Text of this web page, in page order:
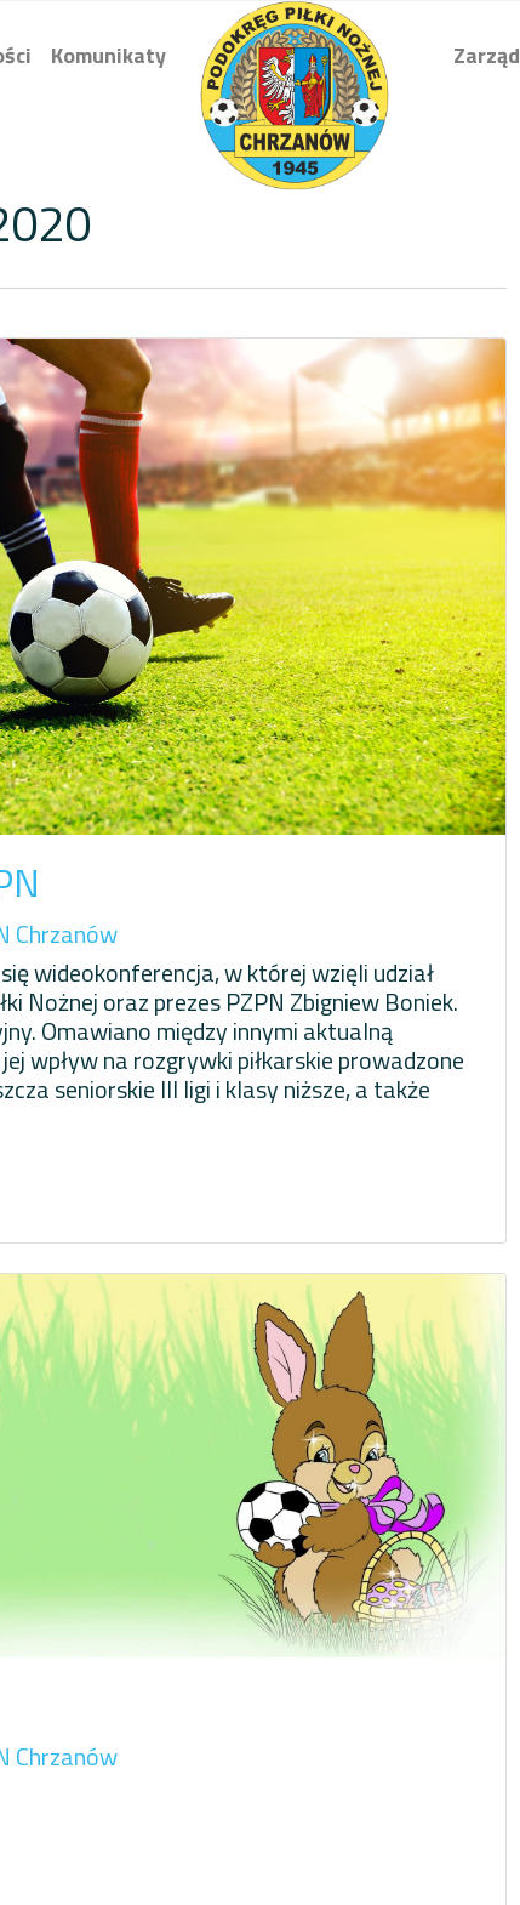
Komunikaty Zarząd
Chrzanów
wideokonferencja, w której wzięli udział
Nożnej oraz prezes PZPN Zbigniew Boniek.
Omawiano między innymi aktualną
wpływ na rozgrywki piłkarskie prowadzone
seniorskie III ligi i klasy niższe, a także
Chrzanów